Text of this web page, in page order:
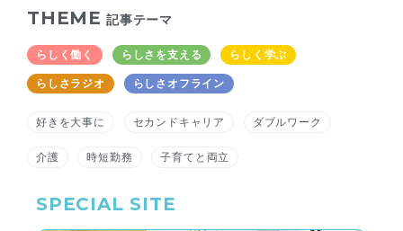
THEME 記事テーマ
らしく働く らしさを支える らしく学ぶ
らしさラジオ らしさオフライン
好きを大事に セカンドキャリア ダブルワーク
介護 時短勤務 子育てと両立
SPECIAL SITE